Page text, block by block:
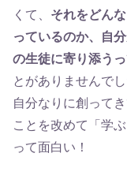
くて、 それをどん
っているのか、自
の生徒に寄り添う
とがありませんでし
自分なりに創って
ことを改めて「学
って面白い！